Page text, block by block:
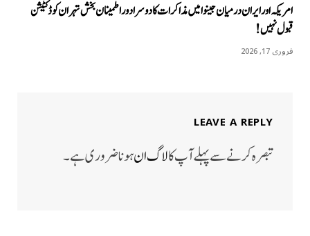
امریکہ اور ایران درمیان جینوا میں مذاکرات کا دوسرا دور اطمینان بخش تہران کو ڈکٹیشن
قبول نہیں!
فروری 17, 2026
LEAVE A REPLY
تبصرہ کرنے سے پہلے آپ کالاگ انہونا ضروری ہے۔